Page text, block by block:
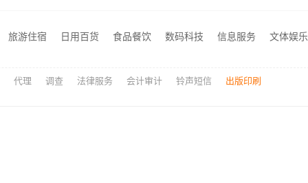
推荐 嘉兴锦居装饰材料有限公司桐乡市毛坯房装修费用
旅游住宿 日用百货 食品餐饮 数码科技 信息服务 文体娱乐
代理 调查 法律服务 会计审计 铃声短信 出版印刷